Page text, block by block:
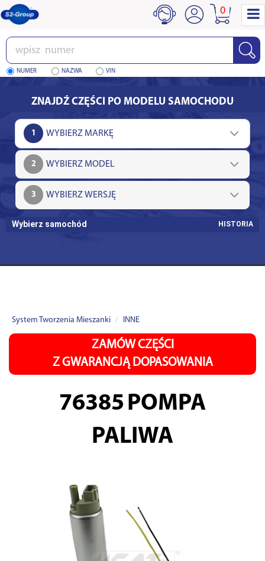
Wpisz
numer
NUMER NAZWA VIN
0
ZNAJDŹ CZĘŚCI PO MODELU SAMOCHODU
1
2
3
Wybierz samochód HISTORIA
System Tworzenia Mieszanki INNE
ZAMÓW CZĘŚCI
Z GWARANCJĄ DOPASOWANIA
76385 POMPA
PALIWA